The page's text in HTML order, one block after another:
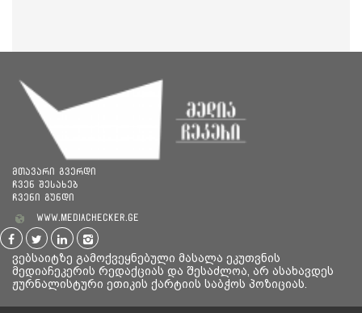
მთავარი გვერდი
ჩვენ შესახებ
ჩვენი გუნდი
www.mediachecker.ge
ვებსაიტზე გამოქვეყნებული მასალა ეკუთვნის
მედიაჩეკერის რედაქციას და შესაძლოა, არ ასახავდეს
ჟურნალისტური ეთიკის ქარტიის საბჭოს პოზიციას.